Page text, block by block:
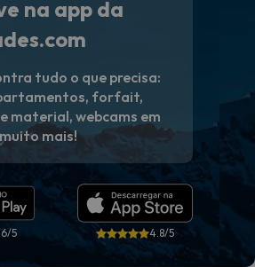
na app da
tudo o que precisa:
forfait,
material, webcams em
mais!
5 4.8/5